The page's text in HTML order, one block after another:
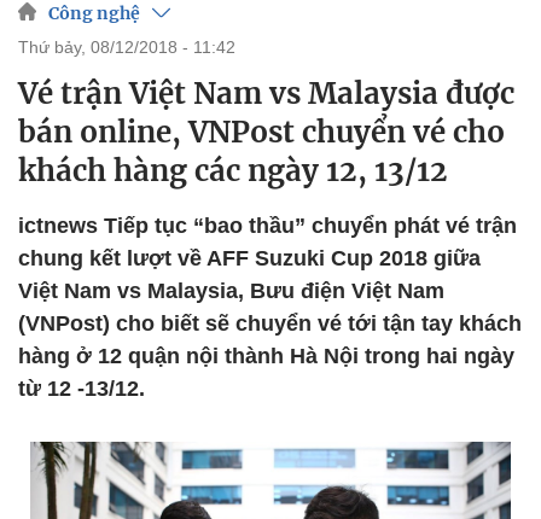
Công nghệ
thứ bảy, 08/12/2018 - 11:42
Vé trận Việt Nam vs Malaysia được
bán online, VNPost chuyển vé cho
khách hàng các ngày 12, 13/12
ictnews Tiếp tục “bao thầu” chuyển phát vé trận
chung kết lượt về AFF Suzuki Cup 2018 giữa
Việt Nam vs Malaysia, Bưu điện Việt Nam
(VNPost) cho biết sẽ chuyển vé tới tận tay khách
hàng ở 12 quận nội thành Hà Nội trong hai ngày
từ 12 -13/12.